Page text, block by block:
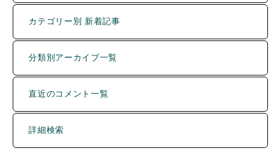
カテゴリー別 新着記事
分類別アーカイブ一覧
直近のコメント一覧
詳細検索